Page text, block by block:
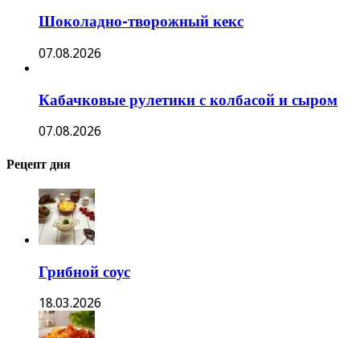
Шоколадно-творожный кекс
07.08.2026
Кабачковые рулетики с колбасой и сыром
07.08.2026
Рецепт дня
Грибной соус
18.03.2026